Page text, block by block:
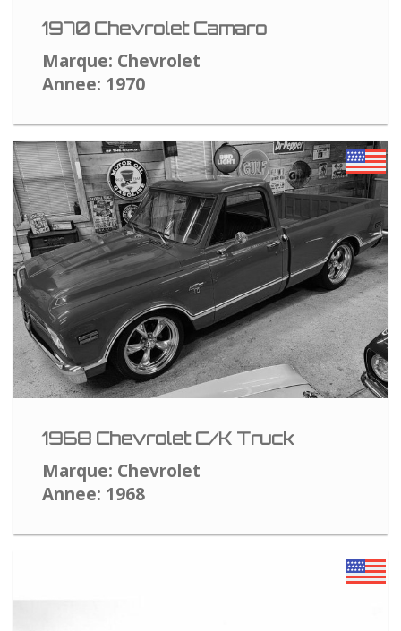
1970 Chevrolet Camaro
Marque: Chevrolet
Annee: 1970
1968 Chevrolet C/K Truck
Marque: Chevrolet
Annee: 1968